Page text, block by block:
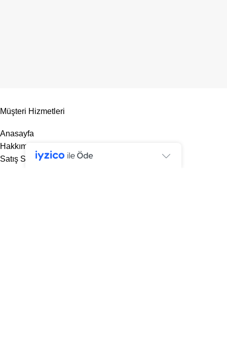
Müşteri Hizmetleri
Anasayfa
Hakkımızda
Satış Sözleşmesi